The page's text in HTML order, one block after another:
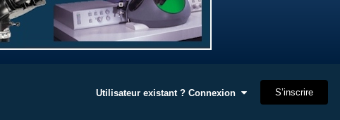
Utilisateur existant ? Connexion S’inscrire